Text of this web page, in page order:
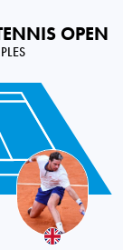
OPEN